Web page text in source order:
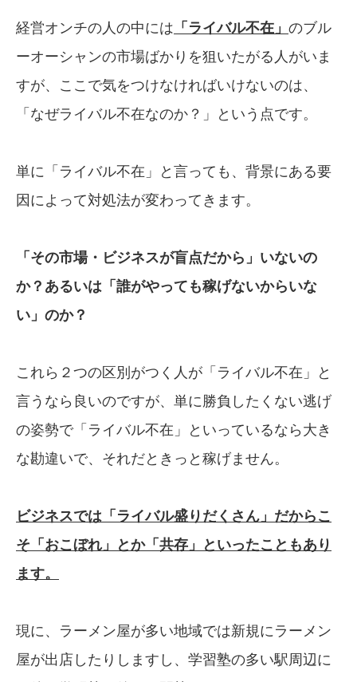
経営オンチの人の中には 「ライバル不在」 のブル
ーオーシャンの市場ばかりを狙いたがる人がいま
すが、ここで気をつけなければいけないのは、
「なぜライバル不在なのか？」という点です。
単に「ライバル不在」と言っても、背景にある要
因によって対処法が変わってきます。
「その市場・ビジネスが盲点だから」いないの
か？ あるいは「誰がやっても稼げないからいな
い」のか？
これら２つの区別がつく人が「ライバル不在」と
言うなら良いのですが、単に勝負したくない逃げ
の姿勢で「ライバル不在」といっているなら大き
な勘違いで、それだときっと稼げません。
ビジネスでは「ライバル盛りだくさん」だからこ
そ 「おこぼれ」とか「共存」といったこともあり
ます。
現に、ラーメン屋が多い地域では新規にラーメン
屋が出店したりしますし、学習塾の多い駅周辺に